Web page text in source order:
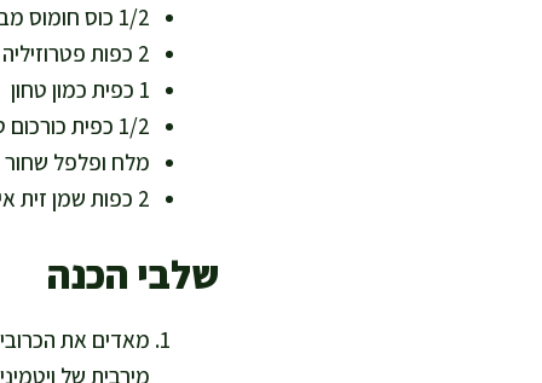
1/2 כוס חומוס מבושל/אפוי ומרוסק (תוספת חלבון וסיבים מעולים, דל שומן רווי)
2 כפות פטרוזיליה קצוצה (מלאת כלורופיל וויטמינים)
1 כפית כמון טחון
1/2 כפית כורכום טחון (נוגד דלקות טבעי)
מלח ופלפל
2 כפות שמן זית איכותי (לאפייה, מקור לשומן חד בלתי רווי בריא)
שלבי הכנה
מירבית של